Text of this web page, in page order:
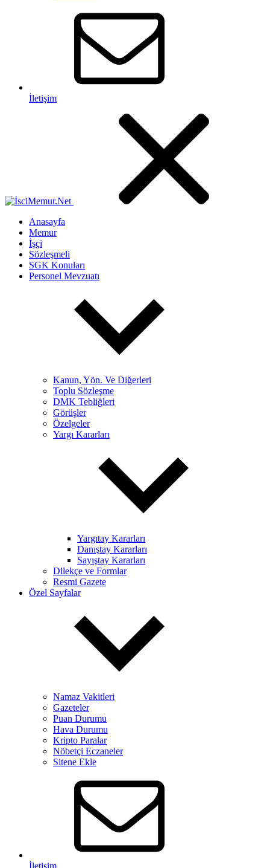
İletişim
Anasayfa
Memur
İşçi
Sözleşmeli
SGK Konuları
Personel Mevzuatı
Kanun, Yön. Ve Diğerleri
Toplu Sözleşme
DMK Tebliğleri
Görüşler
Özelgeler
Yargı Kararları
Yargıtay Kararları
Danıştay Kararları
Sayıştay Kararları
Dilekçe ve Formlar
Resmi Gazete
Özel Sayfalar
Namaz Vakitleri
Gazeteler
Puan Durumu
Hava Durumu
Kripto Paralar
Nöbetçi Eczaneler
Sitene Ekle
İletişim